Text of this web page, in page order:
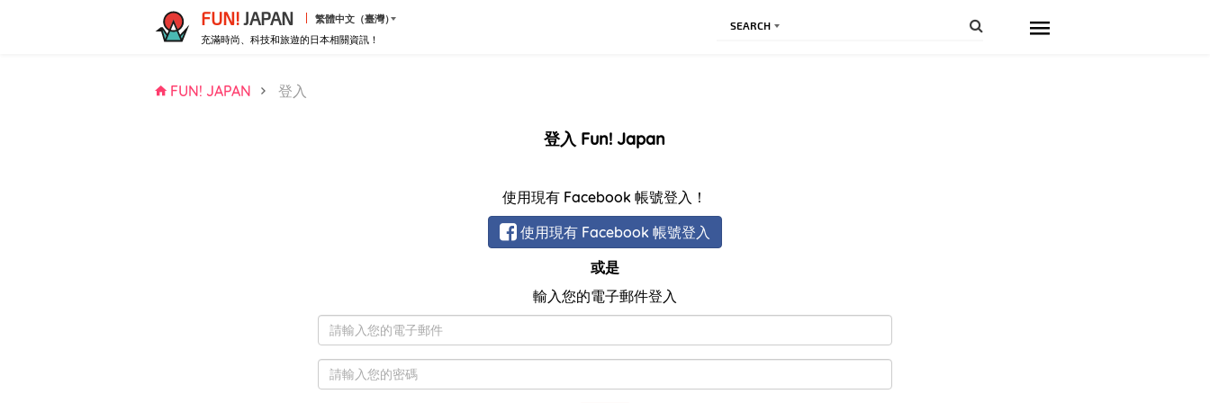
FUN! JAPAN 繁體中文（臺灣）
充滿時尚、科技和旅遊的日本相關資訊！
SEARCH
FUN! JAPAN 登入
登入 Fun! Japan
使用現有 Facebook 帳號登入！
使用現有 Facebook 帳號登入
或是
輸入您的電子郵件登入
子
郵
碼